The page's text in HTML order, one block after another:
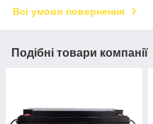
Всі умови повернення
Подібні товари компанії